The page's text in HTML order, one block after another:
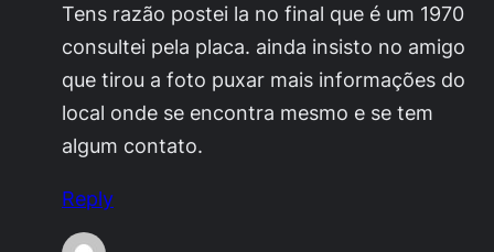
Tens razão postei la no final que é um 1970
consultei pela placa. ainda insisto no amigo
que tirou a foto puxar mais informações do
local onde se encontra mesmo e se tem
algum contato.
Reply